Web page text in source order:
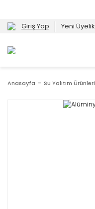
Giriş Yap Yeni Üyelik
Anasayfa Su Yalıtım Ürünleri